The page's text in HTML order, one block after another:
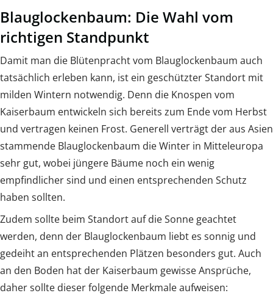
Blauglockenbaum: Die Wahl vom
richtigen Standpunkt
Damit man die Blütenpracht vom Blauglockenbaum auch
tatsächlich erleben kann, ist ein geschützter Standort mit
milden Wintern notwendig. Denn die Knospen vom
Kaiserbaum entwickeln sich bereits zum Ende vom Herbst
und vertragen keinen Frost. Generell verträgt der aus Asien
stammende Blauglockenbaum die Winter in Mitteleuropa
sehr gut, wobei jüngere Bäume noch ein wenig
empfindlicher sind und einen entsprechenden Schutz
haben sollten.
Zudem sollte beim Standort auf die Sonne geachtet
werden, denn der Blauglockenbaum liebt es sonnig und
gedeiht an entsprechenden Plätzen besonders gut. Auch
an den Boden hat der Kaiserbaum gewisse Ansprüche,
daher sollte dieser folgende Merkmale aufweisen: